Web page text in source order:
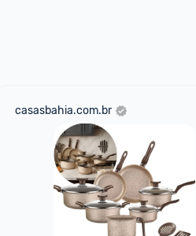
casasbahia.com.br